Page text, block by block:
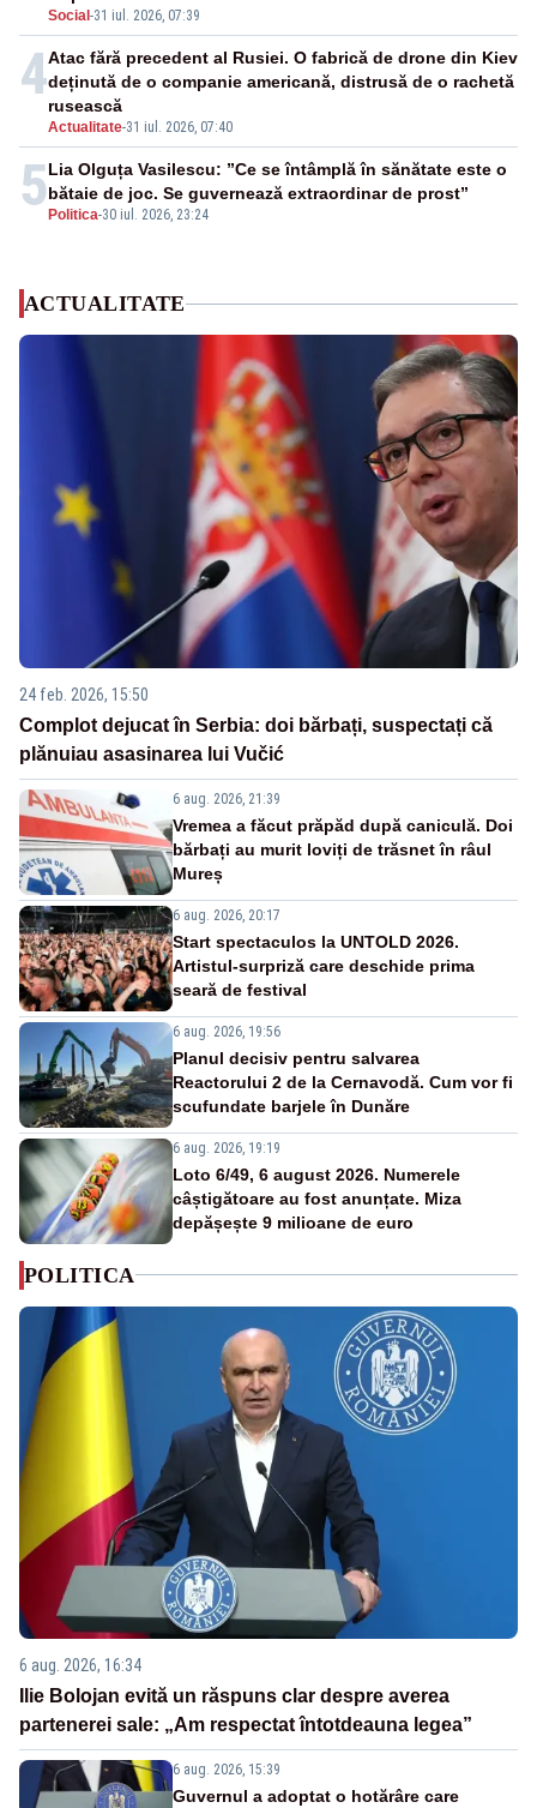
Social -31 iul. 2026, 07:39
4
Actualitate-31 iul. 2026, 07:40
Atac fără precedent al Rusiei. O fabrică de drone din Kiev
deținută de o companie americană, distrusă de o rachetă
rusească
5 Politica-30 iul. 2026, 23:24
Lia Olguța Vasilescu: ”Ce se întâmplă în sănătate este o
bătaie de joc. Se guvernează extraordinar de prost”
ACTUALITATE
24 feb. 2026, 15:50
Complot dejucat în Serbia: doi bărbați, suspectați că
plănuiau asasinarea lui Vučić
6 aug. 2026, 21:39
Vremea a făcut prăpăd după caniculă. Doi
bărbați au murit loviți de trăsnet în râul
Mureș
6 aug. 2026, 20:17
Start spectaculos la UNTOLD 2026.
Artistul-surpriză care deschide prima
seară de festival
6 aug. 2026, 19:56
Planul decisiv pentru salvarea
Reactorului 2 de la Cernavodă. Cum vor fi
scufundate barjele în Dunăre
6 aug. 2026, 19:19
Loto 6/49, 6 august 2026. Numerele
câștigătoare au fost anunțate. Miza
depășește 9 milioane de euro
POLITICA
6 aug. 2026, 16:34
Ilie Bolojan evită un răspuns clar despre averea
partenerei sale: „Am respectat întotdeauna legea”
6 aug. 2026, 15:39
Guvernul a adoptat o hotărâre care